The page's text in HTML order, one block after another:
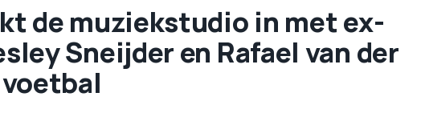
de muziekstudio in met ex-
Sneijder en Rafael van der